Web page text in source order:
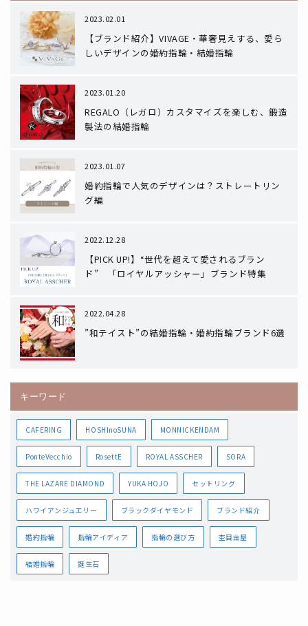
2023.02.01
【ブランド紹介】VIVAGE・華奢見えする、愛ら
しいデザインの婚約指輪・結婚指輪
2023.01.20
REGALO（レガロ）カスタマイズを楽しむ、鍛造
製法の結婚指輪
2023.01.07
婚約指輪で人気のデザインは？ストレートリン
グ編
2022.12.28
【PICK UP!】“世代を超えて愛されるブラン
ド” 「ロイヤルアッシャー」ブランド特集
2022.04.28
”和テイスト”の結婚指輪・婚約指輪ブランド6選
キーワード
CAFERING HOSHInoSUNA MONNICKENDAM
PonteVecchio RosettE ROYAL ASSCHER SORA
THE LAZARE DIAMOND YUKA HOJO セットリング
ハワイアンジュエリー ブラックダイヤモンド ブランド紹介
婚約指輪 指輪アイディア 指輪の選び方 杢目金屋
結婚指輪 誕生石